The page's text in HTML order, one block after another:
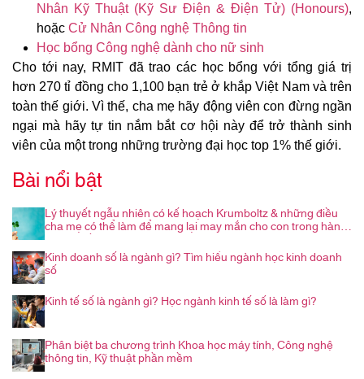
Nhân Kỹ Thuật (Kỹ Sư Điện & Điện Tử) (Honours),
hoặc Cử Nhân Công nghệ Thông tin
Học bổng Công nghệ dành cho nữ sinh
Cho tới nay, RMIT đã trao các học bổng với tổng giá trị
hơn 270 tỉ đồng cho 1,100 bạn trẻ ở khắp Việt Nam và trên
toàn thế giới. Vì thế, cha mẹ hãy động viên con đừng ngần
ngại mà hãy tự tin nắm bắt cơ hội này để trở thành sinh
viên của một trong những trường đại học top 1% thế giới.
Bài nổi bật
Lý thuyết ngẫu nhiên có kế hoạch Krumboltz & những điều
cha mẹ có thể làm để mang lại may mắn cho con trong hành
trình nghề nghiệp
Kinh doanh số là ngành gì? Tìm hiểu ngành học kinh doanh
số
Kinh tế số là ngành gì? Học ngành kinh tế số là làm gì?
Phân biệt ba chương trình Khoa học máy tính, Công nghệ
thông tin, Kỹ thuật phần mềm